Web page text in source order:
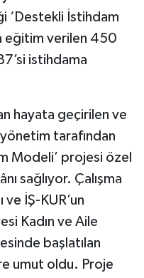
‘Destekli İstihdam
eğitim verilen 450
istihdama
hayata geçirilen ve
tarafından
Modeli’ projesi özel
sağlıyor. Çalışma
ve İŞ-KUR’un
Kadın ve Aile
başlatılan
umut oldu. Proje